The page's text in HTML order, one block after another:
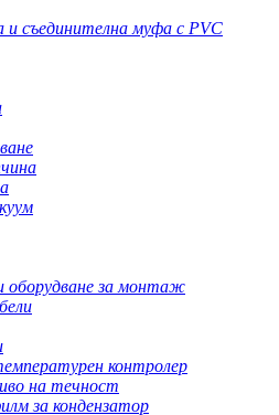
съединителна муфа с PVC
оборудване за монтаж
контролер
на течност
за кондензатор